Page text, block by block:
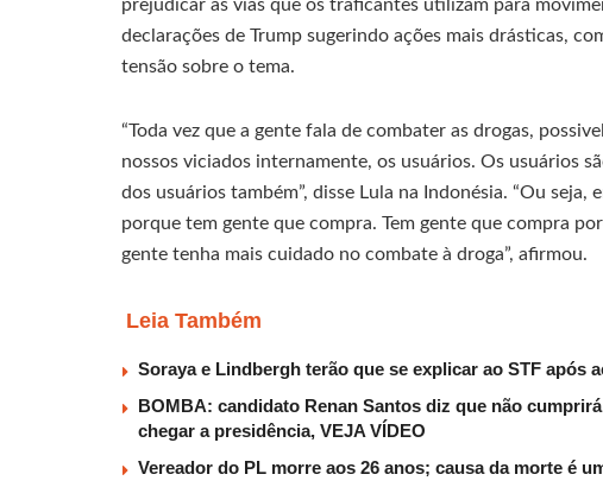
prejudicar as vias que os traficantes utilizam para
declarações de Trump sugerindo ações mais drásticas,
tensão sobre o tema.
“Toda vez que a gente fala de combater as drogas,
nossos viciados internamente, os usuários. Os usuários
dos usuários também”, disse Lula na Indonésia. “Ou
porque tem gente que compra. Tem gente que compra
gente tenha mais cuidado no combate à droga”, afirmou.
Leia Também
Soraya e Lindbergh terão que se explicar ao STF após
BOMBA: candidato Renan Santos diz que não
chegar a presidência, VEJA VÍDEO
Vereador do PL morre aos 26 anos; causa da morte é